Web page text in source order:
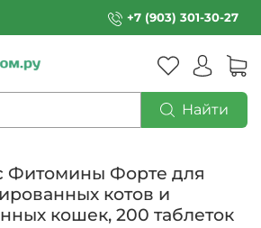
+7 (903) 301-30-27
Найти
Фитомины Форте для
котов и
кошек, 200 таблеток